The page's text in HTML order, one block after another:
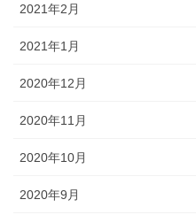
2021年2月
2021年1月
2020年12月
2020年11月
2020年10月
2020年9月